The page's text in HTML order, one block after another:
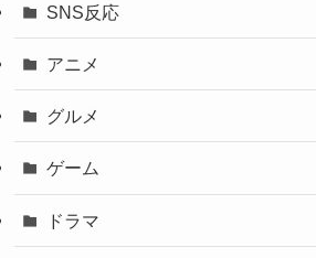
SNS反応
アニメ
グルメ
ゲーム
ドラマ